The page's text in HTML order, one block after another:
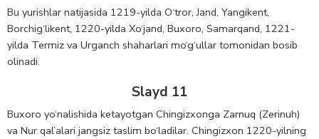
Bu yurishlar natijasida 1219-yilda O‘tror, Jand, Yangikent,
Borchig‘likent, 1220-yilda Xo‘jand, Buxoro, Samarqand, 1221-
yilda Termiz va Urganch shaharlari mo‘g‘ullar tomonidan bosib
olinadi.
Slayd 11
Buxoro yo‘nalishida ketayotgan Chingizxonga Zarnuq (Zerinuh)
va Nur qal’alari jangsiz taslim bo‘ladilar. Chingizxon 1220-yilning